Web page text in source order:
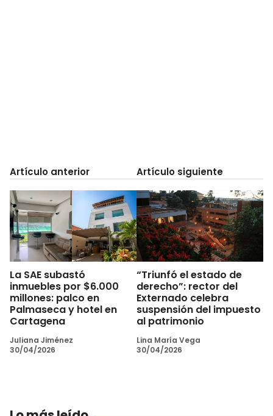
Artículo anterior
La SAE subastó
inmuebles por $6.000
millones: palco en
Palmaseca y hotel en
Cartagena
Juliana Jiménez
30/04/2026
Artículo siguiente
“Triunfó el estado de
derecho”: rector del
Externado celebra
suspensión del impuesto
al patrimonio
Lina María Vega
30/04/2026